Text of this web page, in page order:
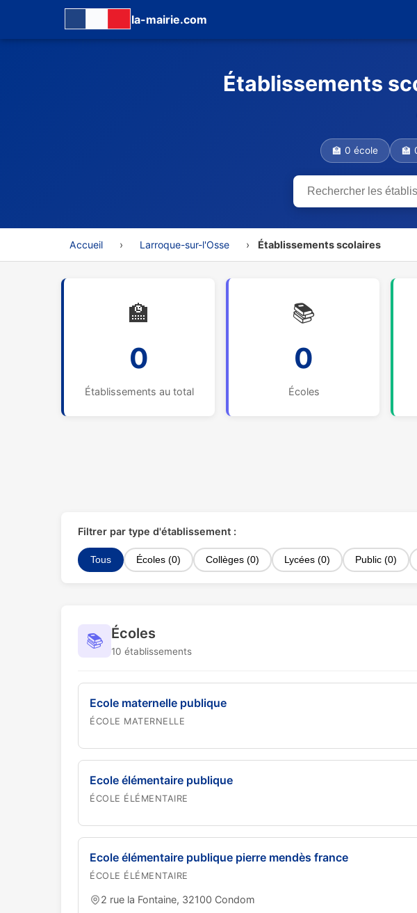
la-mairie.com
Établissements
🏫 0 école 🏫
Accueil › Larroque-sur-l'Osse › Établissements scolaires
🏫
0
Établissements au total
📚
0
Écoles
Filtrer par type d'établissement :
Tous Écoles (0) Collèges (0) Lycées (0) Public (0)
📚 Écoles
10 établissements
Ecole maternelle publique
ÉCOLE MATERNELLE
Ecole élémentaire publique
ÉCOLE ÉLÉMENTAIRE
Ecole élémentaire publique pierre mendès france
ÉCOLE ÉLÉMENTAIRE
2 rue la Fontaine, 32100 Condom